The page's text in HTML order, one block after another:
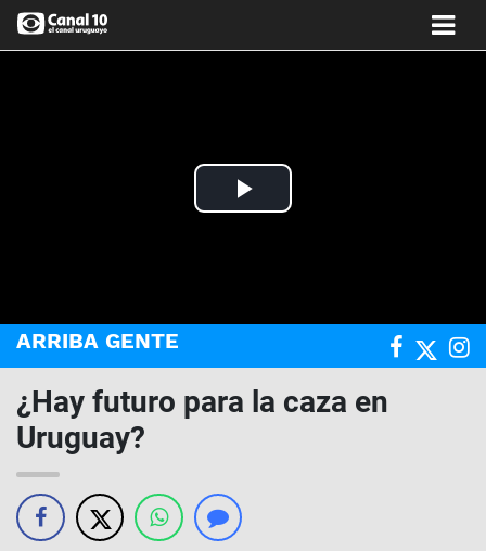
Play
ARRIBA GENTE
¿Hay futuro para la caza en
Uruguay?